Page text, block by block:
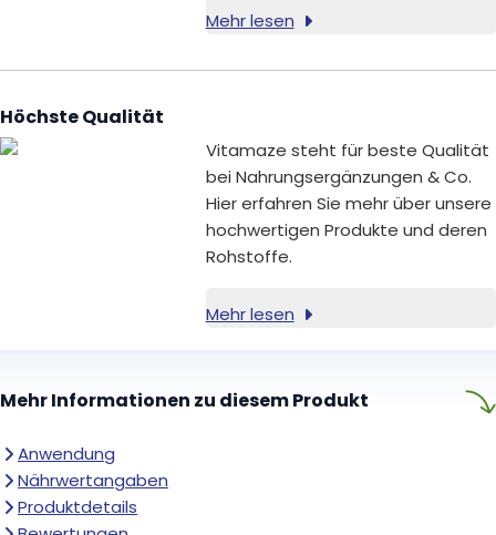
Mehr lesen
Höchste Qualität
Vitamaze steht für beste Qualität
bei Nahrungsergänzungen & Co.
Hier erfahren Sie mehr über unsere
hochwertigen Produkte und deren
Rohstoffe.
Mehr lesen
Mehr Informationen zu diesem Produkt
Anwendung
Nährwertangaben
Produktdetails